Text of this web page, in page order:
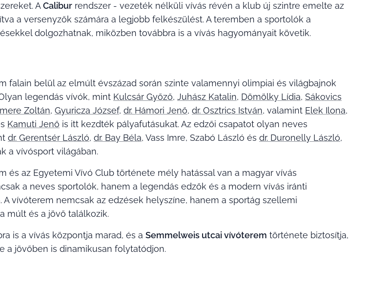
ACalibur rendszer - vezeték nélküli vívás révén a klub új szintre emelte az
a versenyzők számára a legjobb felkészülést. A teremben a sportolók a
dolgozhatnak, miközben továbbra is a vívás hagyományait követik.
falain belül az elmúlt évszázad során szinte valamennyi olimpiai és világbajnok
legendás vívók, mint Kulcsár Győző, Juhász Katalin, Dömölky Lídia, Sákovics
Zoltán, Gyuricza József, dr. Hámori Jenő, dr. Osztrics István, valamint Elek Ilona,
Kamuti Jenő is itt kezdték pályafutásukat. Az edzői csapatot olyan neves
dr. Gerentsér László, dr. Bay Béla, Vass Imre, Szabó László és dr. Duronelly László,
a vívósport világában.
és az Egyetemi Vívó Club története mély hatással van a magyar vívás
a neves sportolók, hanem a legendás edzők és a modern vívás iránti
vívóterem nemcsak az edzések helyszíne, hanem a sportág szellemi
múlt és a jövő találkozik.
is a vívás központja marad, és a Semmelweis utcai vívóterem története biztosítja,
a jövőben is dinamikusan folytatódjon.